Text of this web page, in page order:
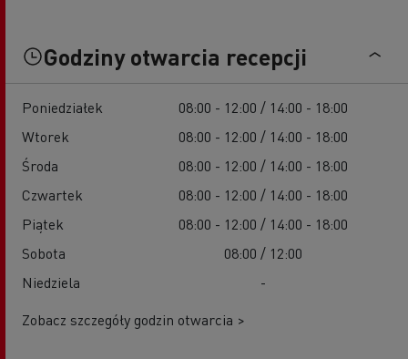
Godziny otwarcia recepcji
Poniedziałek
08:00 - 12:00 / 14:00 - 18:00
Wtorek
08:00 - 12:00 / 14:00 - 18:00
Środa
08:00 - 12:00 / 14:00 - 18:00
Czwartek
08:00 - 12:00 / 14:00 - 18:00
Piątek
08:00 - 12:00 / 14:00 - 18:00
Sobota
08:00 / 12:00
Niedziela
-
Zobacz szczegóły godzin otwarcia >